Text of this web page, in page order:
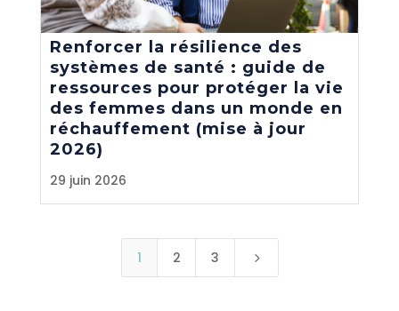
Renforcer la résilience des
systèmes de santé : guide de
ressources pour protéger la vie
des femmes dans un monde en
réchauffement (mise à jour
2026)
29 juin 2026
1 2 3 5